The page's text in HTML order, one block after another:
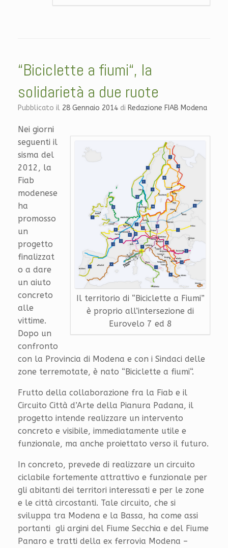
“Biciclette a fiumi“, la
solidarietà a due ruote
Pubblicato il 28 Gennaio 2014 di Redazione FIAB Modena
Il territorio di “Biciclette a Fiumi”
è proprio all’intersezione di
Eurovelo 7 ed 8
Nei giorni
seguenti il
sisma del
2012, la
Fiab
modenese
ha
promosso
un
progetto
finalizzat
o a dare
un aiuto
concreto
alle
vittime.
Dopo un
confronto
con la Provincia di Modena e con i Sindaci delle
zone terremotate, è nato “Biciclette a fiumi“.
Frutto della collaborazione fra la Fiab e il
Circuito Città d’Arte della Pianura Padana, il
progetto intende realizzare un intervento
concreto e visibile, immediatamente utile e
funzionale, ma anche proiettato verso il futuro.
In concreto, prevede di realizzare un circuito
ciclabile fortemente attrattivo e funzionale per
gli abitanti dei territori interessati e per le zone
e le città circostanti. Tale circuito, che si
sviluppa tra Modena e la Bassa, ha come assi
portanti gli argini del Fiume Secchia e del Fiume
Panaro e tratti della ex ferrovia Modena –